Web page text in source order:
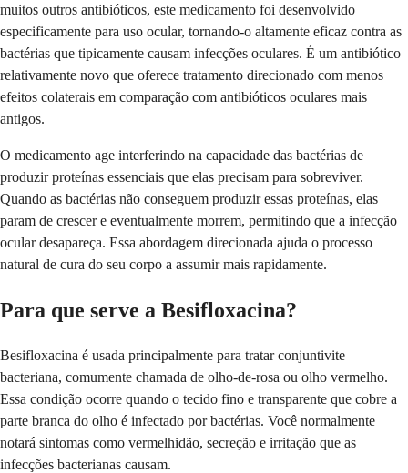
muitos outros antibióticos, este medicamento foi desenvolvido
especificamente para uso ocular, tornando-o altamente eficaz contra as
bactérias que tipicamente causam infecções oculares. É um antibiótico
relativamente novo que oferece tratamento direcionado com menos
efeitos colaterais em comparação com antibióticos oculares mais
antigos.
O medicamento age interferindo na capacidade das bactérias de
produzir proteínas essenciais que elas precisam para sobreviver.
Quando as bactérias não conseguem produzir essas proteínas, elas
param de crescer e eventualmente morrem, permitindo que a infecção
ocular desapareça. Essa abordagem direcionada ajuda o processo
natural de cura do seu corpo a assumir mais rapidamente.
Para que serve a Besifloxacina?
Besifloxacina é usada principalmente para tratar conjuntivite
bacteriana, comumente chamada de olho-de-rosa ou olho vermelho.
Essa condição ocorre quando o tecido fino e transparente que cobre a
parte branca do olho é infectado por bactérias. Você normalmente
notará sintomas como vermelhidão, secreção e irritação que as
infecções bacterianas causam.